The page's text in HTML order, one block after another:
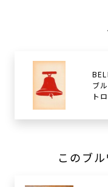
ブ
ト
このブ